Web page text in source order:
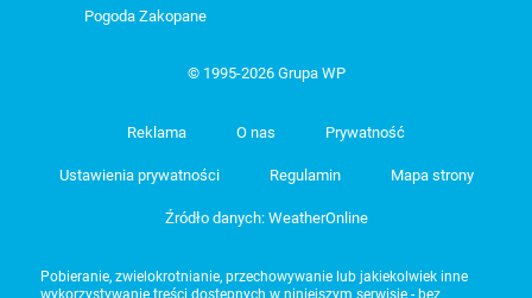
Pogoda Zakopane
© 1995-2026 Grupa WP
Reklama O nas Prywatność
Ustawienia prywatności Regulamin Mapa strony
Źródło danych: WeatherOnline
Pobieranie, zwielokrotnianie, przechowywanie lub jakiekolwiek inne
wykorzystywanie treści dostępnych w niniejszym serwisie - bez